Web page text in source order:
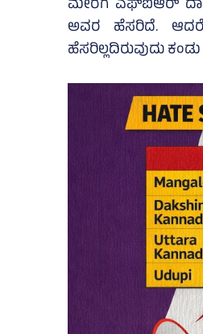
ಮೇರೆಗೆ ಎಫ್‌ಐಆರ್
ಅವರ ಹೆಸರಿದೆ. ಆದರೆ
ಹೆಸರಿಲ್ಲದಿರುವುದು